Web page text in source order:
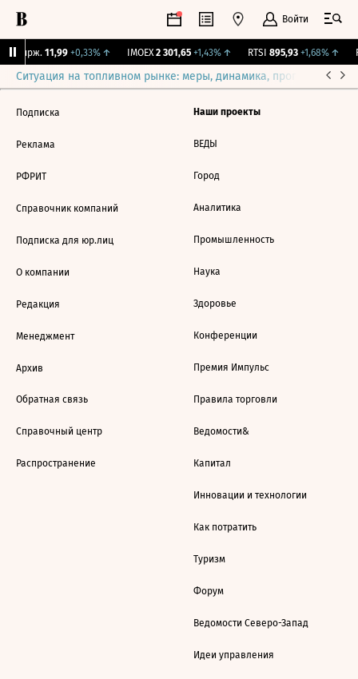
Войти
Бирж. 11,99 +0,33%↑ IMOEX 2 301,65 +1,43%↑ RTSI 895,93 +1,68%↑
Ситуация на топливном рынке: меры, динамика, прогнозы
Подписка
Реклама
РФРИТ
Справочник компаний
Подписка для юр.лиц
О компании
Редакция
Менеджмент
Архив
Обратная связь
Справочный центр
Распространение
Наши проекты
ВЕДЫ
Город
Аналитика
Промышленность
Наука
Здоровье
Конференции
Премия Импульс
Правила торговли
Ведомости&
Капитал
Инновации и технологии
Как потратить
Туризм
Форум
Ведомости Северо-Запад
Идеи управления